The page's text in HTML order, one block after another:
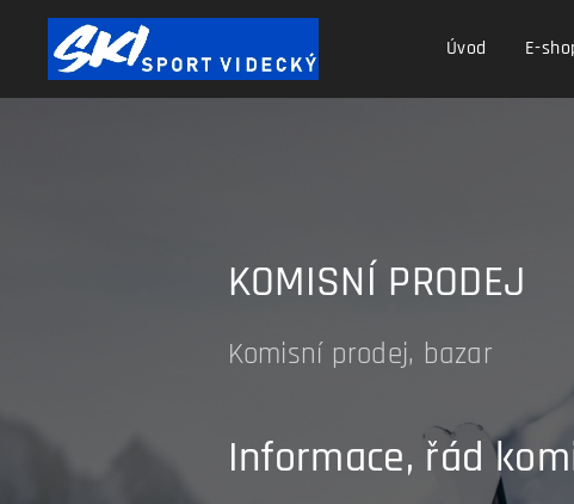
Úvod E-
KOMISNÍ PRODEJ
Komisní prodej, bazar
Informace, řád